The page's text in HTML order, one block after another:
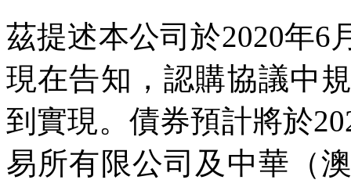
茲提述本公司於2020年6
現在告知，認購協議中
到實現。債券預計將於
易所有限公司及中華（